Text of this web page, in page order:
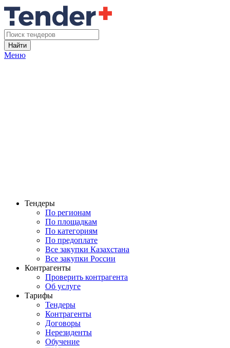
Найти
Меню
Тендеры
По регионам
По площадкам
По категориям
По предоплате
Все закупки Казахстана
Все закупки России
Контрагенты
Проверить контрагента
Об услуге
Тарифы
Тендеры
Контрагенты
Договоры
Нерезиденты
Обучение